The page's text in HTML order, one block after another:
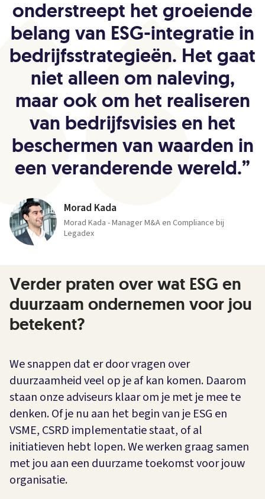
onderstreept het groeiende
belang van ESG-integratie in
bedrijfsstrategieën. Het gaat
niet alleen om naleving,
maar ook om het realiseren
van bedrijfsvisies en het
beschermen van waarden in
een veranderende wereld.”
Morad Kada
Morad Kada - Manager M&A en Compliance bij
Legadex
Verder praten over wat ESG en
duurzaam ondernemen voor jou
betekent?
We snappen dat er door vragen over
duurzaamheid veel op je af kan komen. Daarom
staan onze adviseurs klaar om je met je mee te
denken. Of je nu aan het begin van je ESG en
VSME, CSRD implementatie staat, of al
initiatieven hebt lopen. We werken graag samen
met jou aan een duurzame toekomst voor jouw
organisatie.